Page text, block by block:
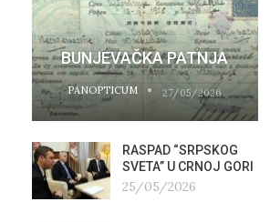
BUNJEVAČKA PATNJA
PANOPTICUM 27/05/2026
RASPAD “SRPSKOG
SVETA” U CRNOJ GORI
25/05/2026